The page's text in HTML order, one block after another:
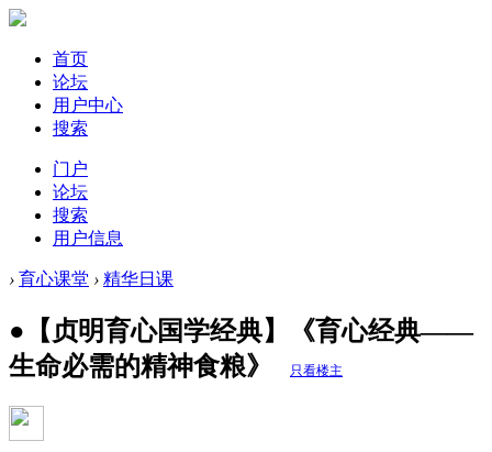
首页
论坛
用户中心
搜索
门户
论坛
搜索
用户信息
› 育心课堂 › 精华日课
●【贞明育心国学经典】《育心经典——
生命必需的精神食粮》
只看楼主